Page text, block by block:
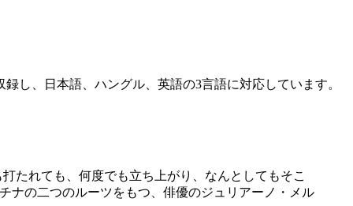
、日本語、ハングル、英語の3言語に対応しています。
たれても、何度でも立ち上がり、なんとしてもそこ